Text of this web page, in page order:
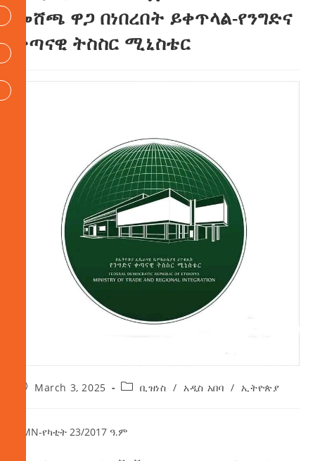
መሸጫ ዋጋ በነበረበት ይቀጥላል-የንግድና
ቀጣናዊ ትስስር ሚኒስቴር
March 3, 2025 ቢዝነስ / አዲስ አበባ / ኢትዮጵያ
AMN-የካቲት 23/2017 ዓ.ም